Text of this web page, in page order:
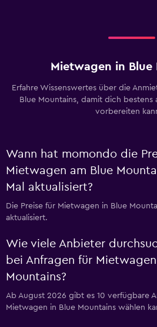
Mietwagen in Blue
Erfahre Wissenswertes über die
Blue Mountains, damit dich bestens
vorbereiten
Wann hat momondo die
Mietwagen am Blue
Mal aktualisiert?
Die Preise für Mietwagen in Blue
aktualisiert.
Wie viele Anbieter
bei Anfragen für
Mountains?
Ab August 2026 gibt es 10 verfügbare
Mietwagen in Blue Mountains wählen